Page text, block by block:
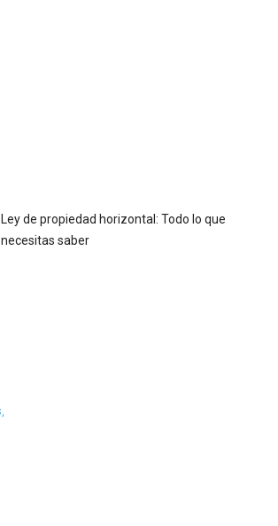
Ley de propiedad horizontal: Todo lo que
necesitas saber